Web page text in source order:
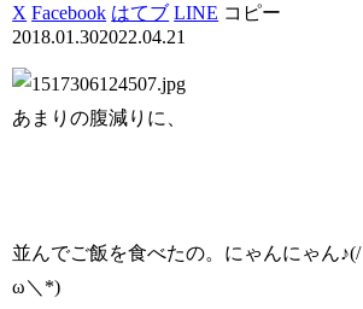
X Facebook はてブ LINE コピー
2018.01.302022.04.21
あまりの腹減りに、
並んでご飯を食べたの。にゃんにゃん♪(/
ω＼*)